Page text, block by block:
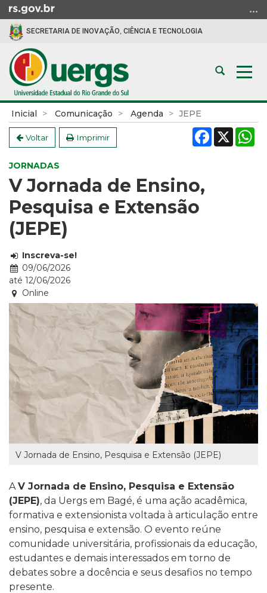
para
conteúdo
para
menu
para
busca
SECRETARIA DE INOVAÇÃO, CIÊNCIA E TECNOLOGIA
Abrir
busca
Início
do
conteúdo
Inicial Comunicação Agenda JEPE
Voltar Imprimir Facebook
X
JORNADAS
V Jornada de Ensino,
Pesquisa e Extensão
(JEPE)
Inscreva-se!
Data:
09/06/2026
até 12/06/2026
Online
V Jornada de Ensino, Pesquisa e Extensão (JEPE)
AV Jornada de Ensino, Pesquisa e Extensão
(JEPE), da Uergs em Bagé, é uma ação acadêmica,
formativa e extensionista voltada à articulação entre
ensino, pesquisa e extensão. O evento reúne
comunidade universitária, profissionais da educação,
estudantes e demais interessados em torno de
debates sobre a docência e seus desafios no tempo
presente.